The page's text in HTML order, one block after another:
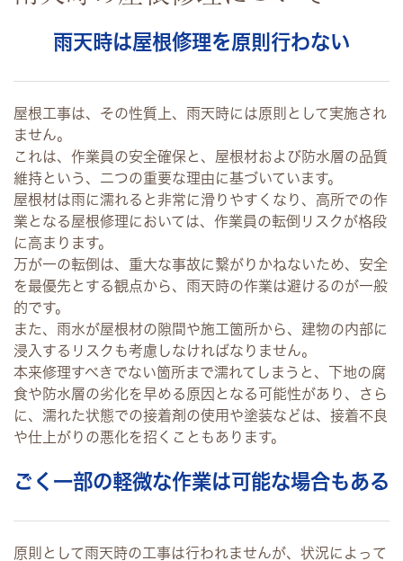
雨天時は屋根修理を原則行わない
屋根工事は、その性質上、雨天時には原則として実施され
ません。
これは、作業員の安全確保と、屋根材および防水層の品質
維持という、二つの重要な理由に基づいています。
屋根材は雨に濡れると非常に滑りやすくなり、高所での作
業となる屋根修理においては、作業員の転倒リスクが格段
に高まります。
万が一の転倒は、重大な事故に繋がりかねないため、安全
を最優先とする観点から、雨天時の作業は避けるのが一般
的です。
また、雨水が屋根材の隙間や施工箇所から、建物の内部に
浸入するリスクも考慮しなければなりません。
本来修理すべきでない箇所まで濡れてしまうと、下地の腐
食や防水層の劣化を早める原因となる可能性があり、さら
に、濡れた状態での接着剤の使用や塗装などは、接着不良
や仕上がりの悪化を招くこともあります。
ごく一部の軽微な作業は可能な場合もある
原則として雨天時の工事は行われませんが、状況によって